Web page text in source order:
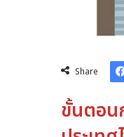
Share
ขั้นตอน